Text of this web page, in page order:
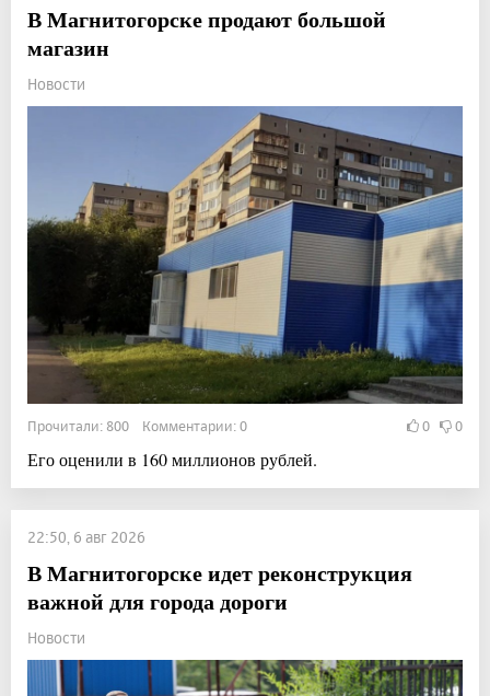
В Магнитогорске продают большой
магазин
Новости
Прочитали: 800 Комментарии: 0 0 0
Его оценили в 160 миллионов рублей.
22:50, 6 авг 2026
В Магнитогорске идет реконструкция
важной для города дороги
Новости